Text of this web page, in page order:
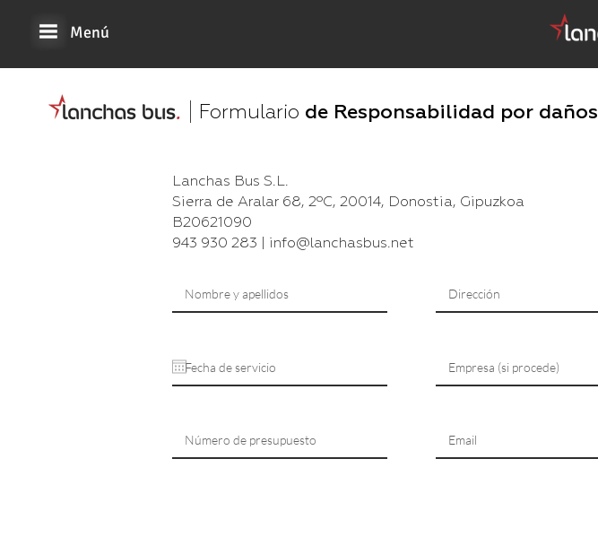
Menú
Formulario de Responsabilidad por daños
Lanchas Bus S.L.
Sierra de Aralar 68, 2ºC, 20014, Donostia, Gipuzkoa
B20621090
943 930 283 | info@lanchasbus.net